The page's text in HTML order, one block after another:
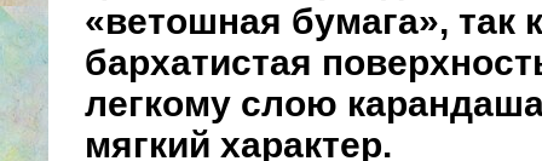
«ветошная бумага», так
бархатистая
легкому слою
мягкий характер.